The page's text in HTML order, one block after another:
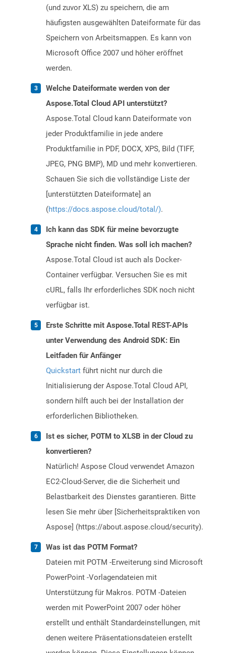
(und zuvor XLS) zu speichern, die am
häufigsten ausgewählten Dateiformate für das
Speichern von Arbeitsmappen. Es kann von
Microsoft Office 2007 und höher eröffnet
werden.
Welche Dateiformate werden von der
Aspose.Total Cloud API unterstützt?
Aspose.Total Cloud kann Dateiformate von
jeder Produktfamilie in jede andere
Produktfamilie in PDF, DOCX, XPS, Bild (TIFF,
JPEG, PNG BMP), MD und mehr konvertieren.
Schauen Sie sich die vollständige Liste der
[unterstützten Dateiformate] an
(https://docs.aspose.cloud/total/).
Ich kann das SDK für meine bevorzugte
Sprache nicht finden. Was soll ich machen?
Aspose.Total Cloud ist auch als Docker-
Container verfügbar. Versuchen Sie es mit
cURL, falls Ihr erforderliches SDK noch nicht
verfügbar ist.
Erste Schritte mit Aspose.Total REST-APIs
unter Verwendung des Android SDK: Ein
Leitfaden für Anfänger
Quickstart führt nicht nur durch die
Initialisierung der Aspose.Total Cloud API,
sondern hilft auch bei der Installation der
erforderlichen Bibliotheken.
Ist es sicher, POTM to XLSB in der Cloud zu
konvertieren?
Natürlich! Aspose Cloud verwendet Amazon
EC2-Cloud-Server, die die Sicherheit und
Belastbarkeit des Dienstes garantieren. Bitte
lesen Sie mehr über [Sicherheitspraktiken von
Aspose] (https://about.aspose.cloud/security).
Was ist das POTM Format?
Dateien mit POTM -Erweiterung sind Microsoft
PowerPoint -Vorlagendateien mit
Unterstützung für Makros. POTM -Dateien
werden mit PowerPoint 2007 oder höher
erstellt und enthält Standardeinstellungen, mit
denen weitere Präsentationsdateien erstellt